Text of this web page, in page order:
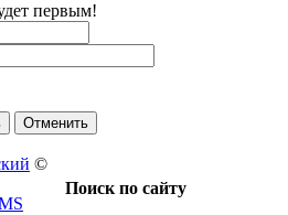
первым!
Отменить
Поиск по сайту
©